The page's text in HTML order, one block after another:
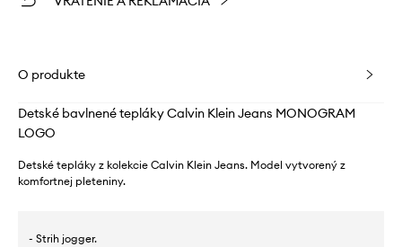
O produkte
Detské bavlnené tepláky Calvin Klein Jeans MONOGRAM
LOGO
Detské tepláky z kolekcie Calvin Klein Jeans. Model vytvorený z
komfortnej pleteniny.
- Strih jogger.